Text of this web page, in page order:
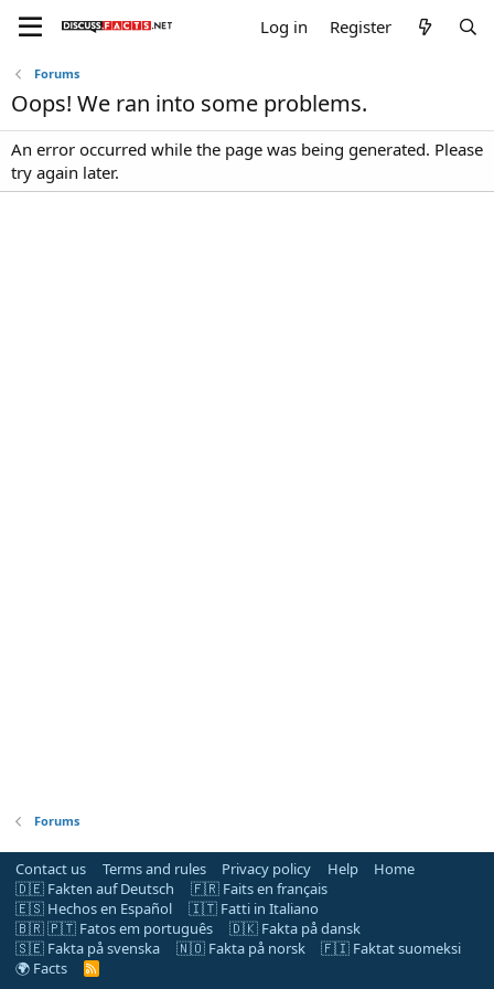
Log in Register
Forums
Oops! We ran into some problems.
An error occurred while the page was being generated. Please
try again later.
Forums
Contact us Terms and rules Privacy policy Help
Home
🇩🇪 Fakten auf Deutsch
🇫🇷 Faits en français
🇪🇸 Hechos en Español
🇮🇹 Fatti in Italiano
🇧🇷 🇵🇹 Fatos em português
🇩🇰 Fakta på dansk
🇸🇪 Fakta på svenska
🇳🇴 Fakta på norsk
🇫🇮 Faktat suomeksi
🌍 Facts
R